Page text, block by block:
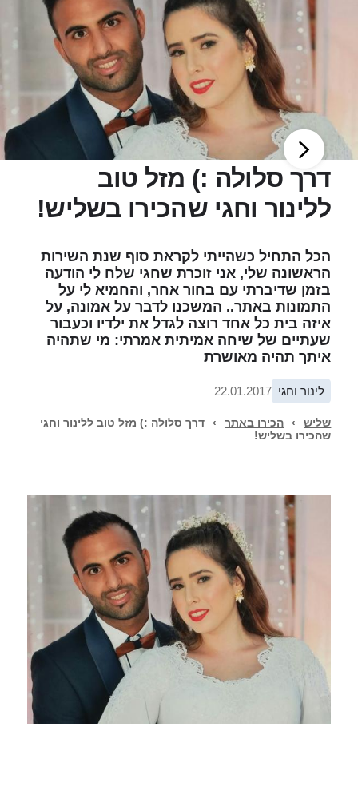
דרך סלולה :) מזל טוב
ללינור וחגי שהכירו בשליש!
הכל התחיל כשהייתי לקראת סוף שנת השירות
הראשונה שלי, אני זוכרת שחגי שלח לי הודעה
בזמן שדיברתי עם בחור אחר, והחמיא לי על
התמונות באתר.. המשכנו לדבר על אמונה, על
איזה בית כל אחד רוצה לגדל את ילדיו וכעבור
שעתיים של שיחה אמיתית אמרתי: מי שתהיה
איתך תהיה מאושרת
לינור וחגי 22.01.2017
שליש › הכירו באתר ›
דרך סלולה :) מזל טוב ללינור וחגי
שהכירו בשליש!